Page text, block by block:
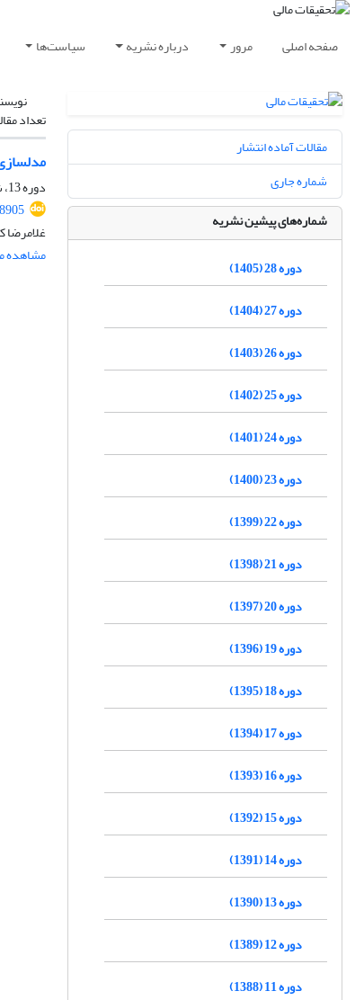
صفحه اصلی مرور درباره نشریه سیاست‌ها
تعداد
مدل‎سازی تلاطم بازده نقدی در بورس سهام تهران با استفاده از داده‌های پانل و مدل GARCH
دوره 13، شماره 31، شهریور 1390، صفحه
غلامرضا
مشاهده
مقالات آماده انتشار
شماره جاری
شماره‌های پیشین نشریه
دوره 28 (1405)
دوره 27 (1404)
دوره 26 (1403)
دوره 25 (1402)
دوره 24 (1401)
دوره 23 (1400)
دوره 22 (1399)
دوره 21 (1398)
دوره 20 (1397)
دوره 19 (1396)
دوره 18 (1395)
دوره 17 (1394)
دوره 16 (1393)
دوره 15 (1392)
دوره 14 (1391)
دوره 13 (1390)
دوره 12 (1389)
دوره 11 (1388)